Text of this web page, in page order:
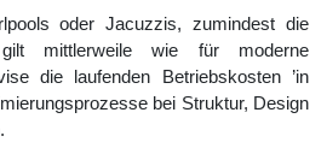
oder Jacuzzis, zumindest die
gilt mittlerweile wie für moderne
die laufenden Betriebskosten ’in
bei Struktur, Design